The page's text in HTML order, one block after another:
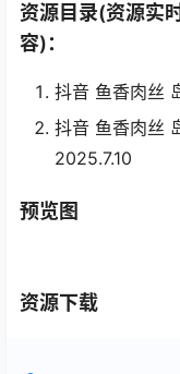
资源目录(资源实
容)：
抖音 鱼香肉丝
抖音 鱼香肉丝
2025.7.10
预览图
资源下载